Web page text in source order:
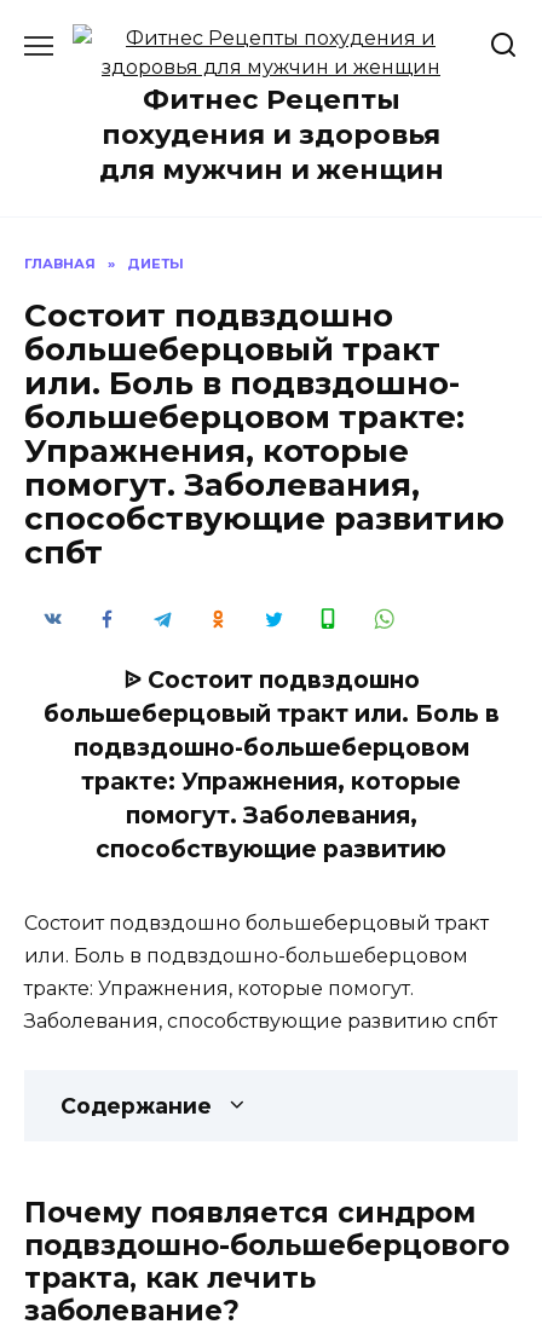
содержанию
Фитнес Рецепты
похудения и здоровья
для мужчин и женщин
ГЛАВНАЯ » ДИЕТЫ
Состоит подвздошно
большеберцовый тракт
или. Боль в подвздошно-
большеберцовом тракте:
Упражнения, которые
помогут. Заболевания,
способствующие развитию
спбт
ᐉ Состоит подвздошно
большеберцовый тракт или. Боль в
подвздошно-большеберцовом
тракте: Упражнения, которые
помогут. Заболевания,
способствующие развитию
Состоит подвздошно большеберцовый тракт
или. Боль в подвздошно-большеберцовом
тракте: Упражнения, которые помогут.
Заболевания, способствующие развитию спбт
Содержание
Почему появляется синдром
подвздошно-большеберцового
тракта, как лечить
заболевание?